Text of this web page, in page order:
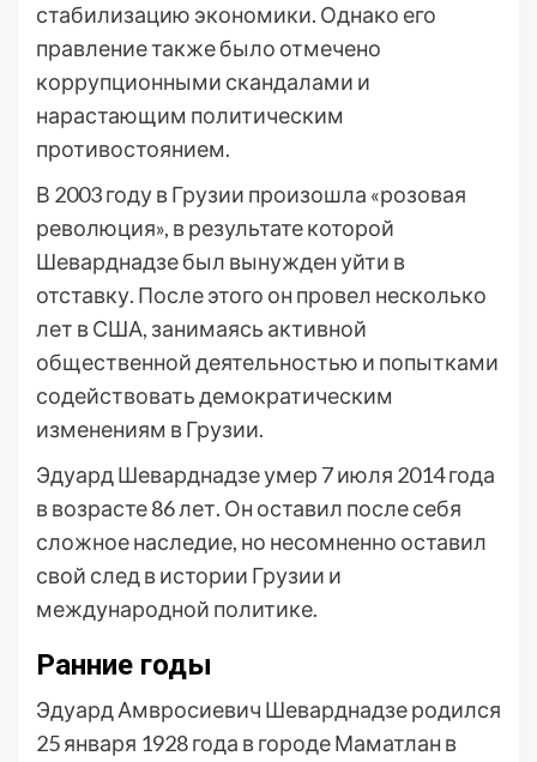
стабилизацию экономики. Однако его
правление также было отмечено
коррупционными скандалами и
нарастающим политическим
противостоянием.
В 2003 году в Грузии произошла «розовая
революция», в результате которой
Шеварднадзе был вынужден уйти в
отставку. После этого он провел несколько
лет в США, занимаясь активной
общественной деятельностью и попытками
содействовать демократическим
изменениям в Грузии.
Эдуард Шеварднадзе умер 7 июля 2014 года
в возрасте 86 лет. Он оставил после себя
сложное наследие, но несомненно оставил
свой след в истории Грузии и
международной политике.
Ранние годы
Эдуард Амвросиевич Шеварднадзе родился
25 января 1928 года в городе Маматлан в